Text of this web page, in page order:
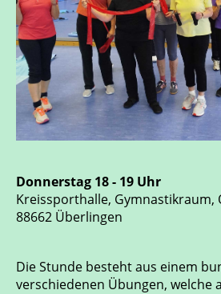
Donnerstag 18 - 19 Uhr
Kreissporthalle, Gymnastikraum,
88662 Überlingen
Die Stunde besteht aus einem
verschiedenen Übungen, welche